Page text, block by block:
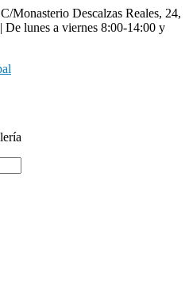
Descalzas Reales, 24,
| De lunes a viernes 8:00-14:00 y